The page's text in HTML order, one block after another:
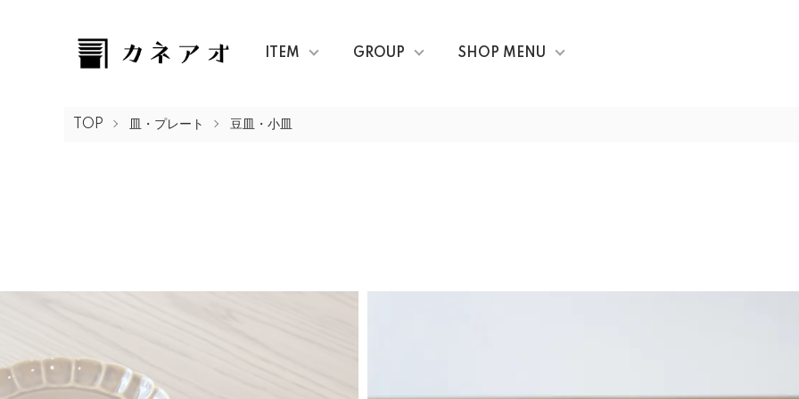
ITEM GROUP SHOP MENU
TOP 皿・プレート 豆皿・小皿